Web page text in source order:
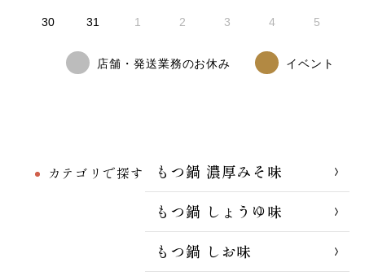
カテゴリで探す
もつ鍋 濃厚みそ味
もつ鍋 しょうゆ味
もつ鍋 しお味
30 31 1 2 3 4 5
店舗・発送業務のお休み イベント